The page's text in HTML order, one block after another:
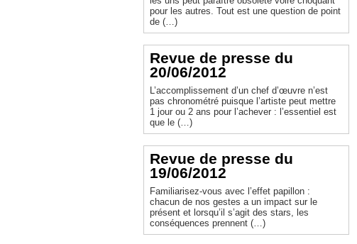
pour les autres. Tout est une question de point
de (…)
Revue de presse du
20/06/2012
L’accomplissement d’un chef d’œuvre n’est
pas chronométré puisque l’artiste peut mettre
1 jour ou 2 ans pour l’achever : l’essentiel est
que le (…)
Revue de presse du
19/06/2012
Familiarisez-vous avec l’effet papillon :
chacun de nos gestes a un impact sur le
présent et lorsqu’il s’agit des stars, les
conséquences prennent (…)